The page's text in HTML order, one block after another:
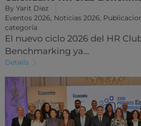
By Yarit Diez
Eventos 2026, Noticias 2026,
categoría
El nuevo ciclo 2026 del HR
Benchmarking ya…
Details